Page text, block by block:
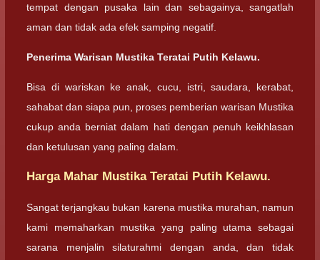
tempat dengan pusaka lain dan sebagainya, sangatlah
aman dan tidak ada efek samping negatif.
Penerima Warisan Mustika Teratai Putih Kelawu.
Bisa di wariskan ke anak, cucu, istri, saudara, kerabat,
sahabat dan siapa pun, proses pemberian warisan Mustika
cukup anda berniat dalam hati dengan penuh keikhlasan
dan ketulusan yang paling dalam.
Harga Mahar Mustika Teratai Putih Kelawu.
Sangat terjangkau bukan karena mustika murahan, namun
kami memaharkan mustika yang paling utama sebagai
sarana menjalin silaturahmi dengan anda, dan tidak